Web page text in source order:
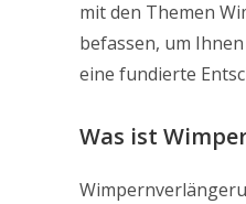
mit den Themen
befassen, um
eine fundierte
Was ist